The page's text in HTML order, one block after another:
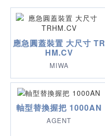
應急圓蓋裝置 大尺寸 TR
HM.CV
MIWA
軸型替換握把 1000AN
AGENT